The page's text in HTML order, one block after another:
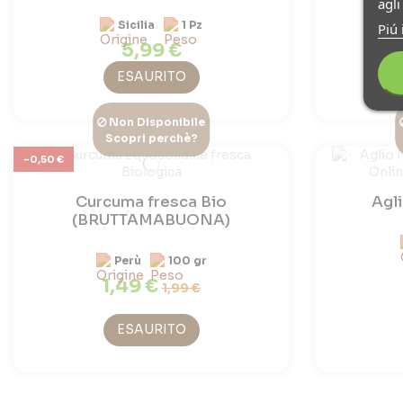
Sicilia 1 Pz
5,99 €
ESAURITO
-0,50 €
Non Disponibile
Scopri perchè?
Curcuma fresca Bio
(BRUTTAMABUONA)
Perù 100 gr
1,49 €1,99 €
ESAURITO
Piú